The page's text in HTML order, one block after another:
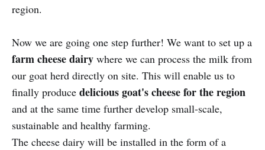
region.
Now we are going one step further! We want to set up a
farm cheese dairy where we can process the milk from
our goat herd directly on site. This will enable us to
finally produce delicious goat's cheese for the region
and at the same time further develop small-scale,
sustainable and healthy farming.
The cheese dairy will be installed in the form of a